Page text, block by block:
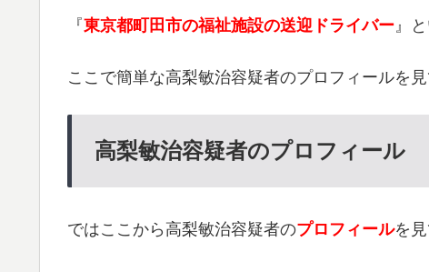
『東京都町田市の福祉施設の送迎ドライバー 』
ここで簡単な高梨敏治容疑者のプロフィールを見
高梨敏治容疑者のプロフィール
ではここから高梨敏治容疑者のプロフィールを